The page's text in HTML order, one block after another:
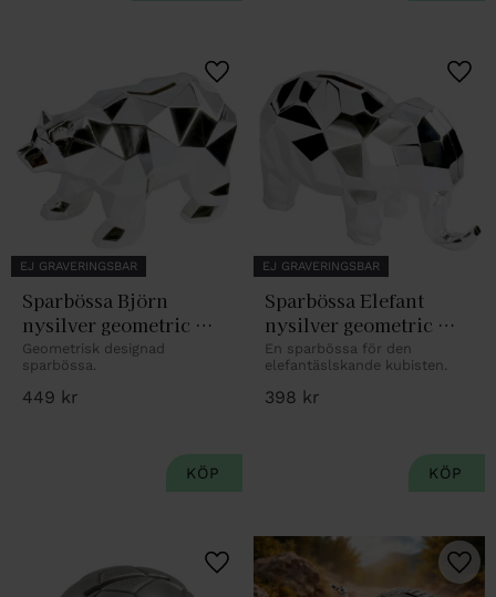
EJ GRAVERINGSBAR
Sparbössa Björn
nysilver geometric
design
Geometrisk designad
sparbössa.
449 kr
Lägg till i favoriter
EJ GRAVERINGSBAR
Sparbössa Elefant
nysilver geometric
design
En sparbössa för den
elefantäslskande kubisten.
398 kr
Lägg till i favoriter